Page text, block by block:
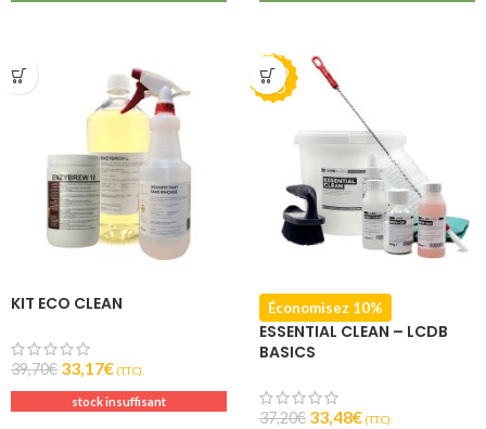
KIT ECO CLEAN
39,70€ 33,17€ (T.T.C).
stock insuffisant
PRO
MO
Économisez 10%
ESSENTIAL CLEAN – LCDB
BASICS
37,20€ 33,48€ (T.T.C).